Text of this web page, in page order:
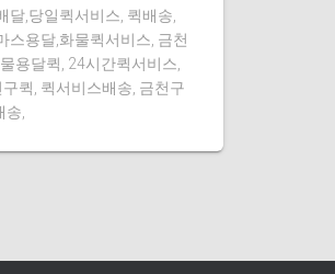
달,당일퀵서비스, 퀵배송,
스용달,화물퀵서비스, 금천
용달퀵, 24시간퀵서비스,
퀵, 퀵서비스배송, 금천구
송,